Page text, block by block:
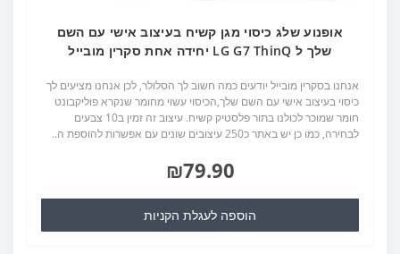
אופנוע שלג כיסוי מגן קשיח בעיצוב אישי עם השם
שלך ל LG G7 ThinQ יחידה אחת סקרין מובייל
אנחנו בסקרין מובייל יודעים כמה חשוב לך הסלולר, לכן אנחנו מציעים לך
כיסוי בעיצוב אישי עם השם שלך,הכיסוי עשוי מחומר שנקרא פוליקבונט
חומר שמוכר לכולנו בתור פלסטיק קשיח. עיצוב זה זמין ב10 צבעים
לבחירה, כמו כן יש באתר כ250 עיצובים שונים עם אפשרות להוספת ה..
₪79.90
הוספה לעגלת הקניות